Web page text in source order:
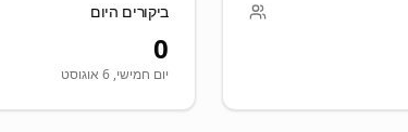
ביקורים היום
0
יום חמישי, 6 אוגוסט